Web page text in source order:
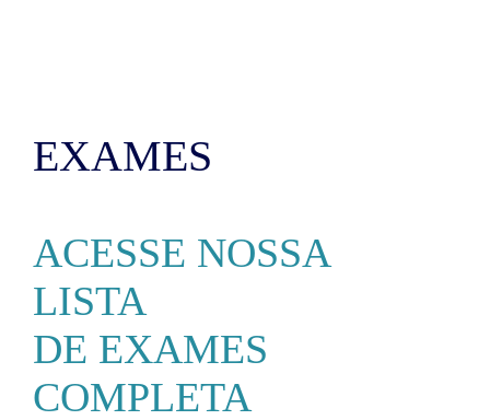
EXAMES
ACESSE NOSSA
LISTA
DE EXAMES
COMPLETA